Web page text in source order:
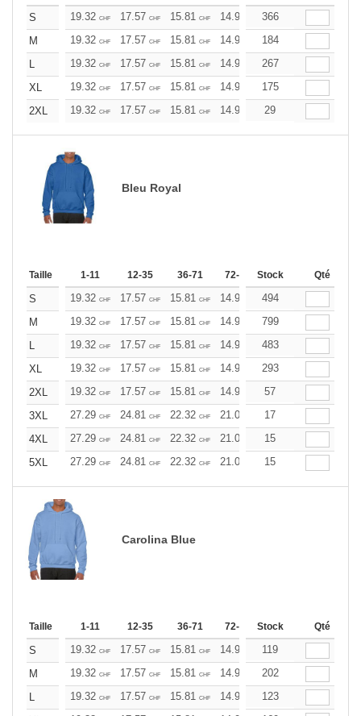
S 19.32 CHF 17.57 CHF 15.81 CHF 14.93 14.06
366
M
19.32 CHF 17.57 CHF 15.81 CHF 14.93 14.06
184
L
19.32 CHF 17.57 CHF 15.81 CHF 14.93 14.06
267
XL
19.32 CHF 17.57 CHF 15.81 CHF 14.93 14.06
175
2XL
19.32 CHF 17.57 CHF 15.81 CHF 14.93 14.06
29
Bleu Royal
Taille 1-11 12-35 36-71 72-143 144-287 288 +
Stock Qté
S 19.32 CHF 17.57 CHF 15.81 CHF 14.93 14.06
494
M
19.32 CHF 17.57 CHF 15.81 CHF 14.93 14.06
799
L
19.32 CHF 17.57 CHF 15.81 CHF 14.93 14.06
483
XL
19.32 CHF 17.57 CHF 15.81 CHF 14.93 14.06
293
2XL
19.32 CHF 17.57 CHF 15.81 CHF 14.93 14.06
57
3XL
27.29 CHF 24.81 CHF 22.32 CHF 21.09 19.85
17
4XL
27.29 CHF 24.81 CHF 22.32 CHF 21.09 19.85
15
5XL
27.29 CHF 24.81 CHF 22.32 CHF 21.09 19.85
15
Carolina Blue
Taille 1-11 12-35 36-71 72-143 144-287 288 +
Stock Qté
S 19.32 CHF 17.57 CHF 15.81 CHF 14.93 14.06
119
M
19.32 CHF 17.57 CHF 15.81 CHF 14.93 14.06
202
L
19.32 CHF 17.57 CHF 15.81 CHF 14.93 14.06
123